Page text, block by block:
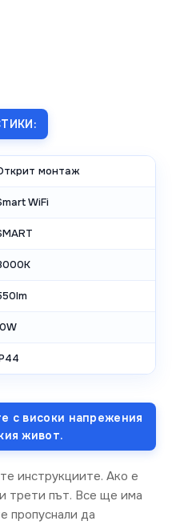
монтаж
WiFi
с високи напрежения
живот.
инструкциите. Ако е
трети път. Все ще има
пропуснали да